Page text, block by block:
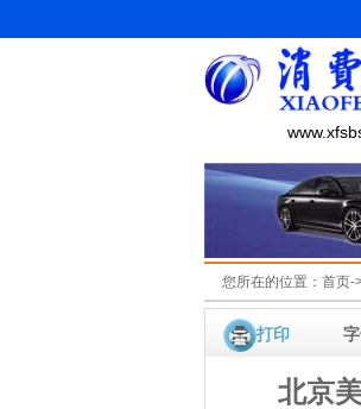
您所在的位置： 首页-
打印
北京